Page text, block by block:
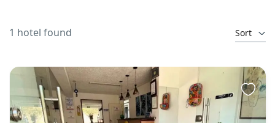
Sort
1 hotel found